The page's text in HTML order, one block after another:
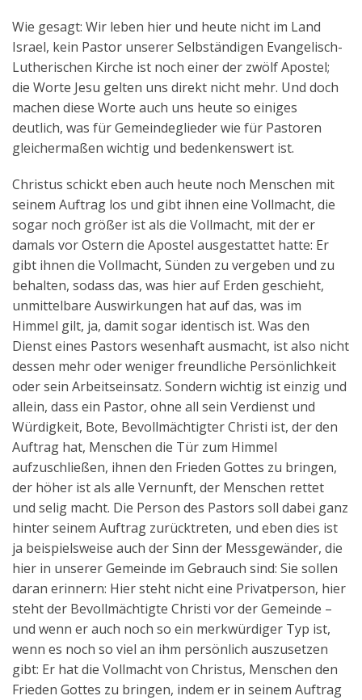
Wie gesagt: Wir leben hier und heute nicht im Land
Israel, kein Pastor unserer Selbständigen Evangelisch-
Lutherischen Kirche ist noch einer der zwölf Apostel;
die Worte Jesu gelten uns direkt nicht mehr. Und doch
machen diese Worte auch uns heute so einiges
deutlich, was für Gemeindeglieder wie für Pastoren
gleichermaßen wichtig und bedenkenswert ist.
Christus schickt eben auch heute noch Menschen mit
seinem Auftrag los und gibt ihnen eine Vollmacht, die
sogar noch größer ist als die Vollmacht, mit der er
damals vor Ostern die Apostel ausgestattet hatte: Er
gibt ihnen die Vollmacht, Sünden zu vergeben und zu
behalten, sodass das, was hier auf Erden geschieht,
unmittelbare Auswirkungen hat auf das, was im
Himmel gilt, ja, damit sogar identisch ist. Was den
Dienst eines Pastors wesenhaft ausmacht, ist also nicht
dessen mehr oder weniger freundliche Persönlichkeit
oder sein Arbeitseinsatz. Sondern wichtig ist einzig und
allein, dass ein Pastor, ohne all sein Verdienst und
Würdigkeit, Bote, Bevollmächtigter Christi ist, der den
Auftrag hat, Menschen die Tür zum Himmel
aufzuschließen, ihnen den Frieden Gottes zu bringen,
der höher ist als alle Vernunft, der Menschen rettet
und selig macht. Die Person des Pastors soll dabei ganz
hinter seinem Auftrag zurücktreten, und eben dies ist
ja beispielsweise auch der Sinn der Messgewänder, die
hier in unserer Gemeinde im Gebrauch sind: Sie sollen
daran erinnern: Hier steht nicht eine Privatperson, hier
steht der Bevollmächtigte Christi vor der Gemeinde –
und wenn er auch noch so ein merkwürdiger Typ ist,
wenn es noch so viel an ihm persönlich auszusetzen
gibt: Er hat die Vollmacht von Christus, Menschen den
Frieden Gottes zu bringen, indem er in seinem Auftrag